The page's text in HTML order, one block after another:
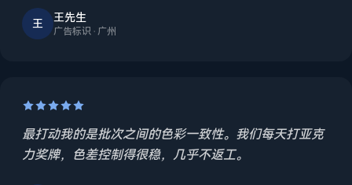
王 王先生
广告标识 · 广州
最打动我的是批次之间的色彩一致性。我们每天打亚克
力奖牌，色差控制得很稳，几乎不返工。